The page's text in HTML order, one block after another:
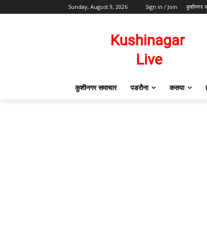
Sunday, August 9, 2026 Sign in / Join कुशीनगर
कुशीनगर समाचार पडरौना कसया